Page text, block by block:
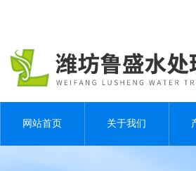
网站首页 关于我们